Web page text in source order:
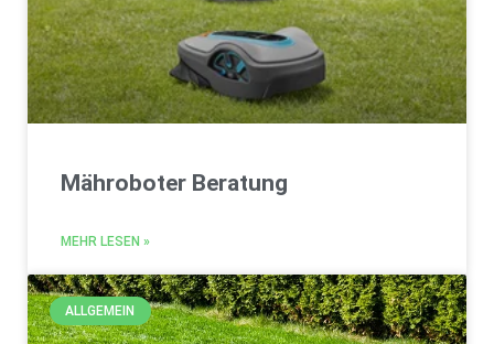
Mähroboter Beratung
MEHR LESEN »
ALLGEMEIN